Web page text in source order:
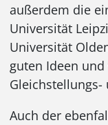
außerdem die
Universität
Universität
guten Ideen
Auch der